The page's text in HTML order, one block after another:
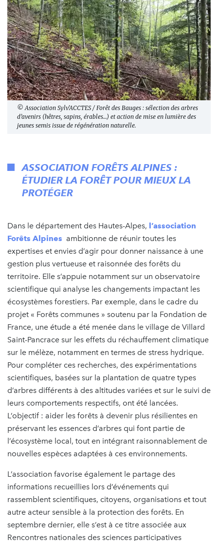
© Association Sylv'ACCTES / Forêt des Bauges : sélection des arbres
d’avenirs (hêtres, sapins, érables…) et action de mise en lumière des
jeunes semis issue de régénération naturelle.
ASSOCIATION FORÊTS ALPINES :
ÉTUDIER LA FORÊT POUR MIEUX LA
PROTÉGER
Dans le département des Hautes-Alpes, l’association
Forêts Alpines ambitionne de réunir toutes les
expertises et envies d’agir pour donner naissance à une
gestion plus vertueuse et raisonnée des forêts du
territoire. Elle s’appuie notamment sur un observatoire
scientifique qui analyse les changements impactant les
écosystèmes forestiers. Par exemple, dans le cadre du
projet « Forêts communes » soutenu par la Fondation de
France, une étude a été menée dans le village de Villard
Saint-Pancrace sur les effets du réchauffement climatique
sur le mélèze, notamment en termes de stress hydrique.
Pour compléter ces recherches, des expérimentations
scientifiques, basées sur la plantation de quatre types
d’arbres différents à des altitudes variées et sur le suivi de
leurs comportements respectifs, ont été lancées.
L’objectif : aider les forêts à devenir plus résilientes en
préservant les essences d’arbres qui font partie de
l’écosystème local, tout en intégrant raisonnablement de
nouvelles espèces adaptées à ces environnements.
L’association favorise également le partage des
informations recueillies lors d’événements qui
rassemblent scientifiques, citoyens, organisations et tout
autre acteur sensible à la protection des forêts. En
septembre dernier, elle s’est à ce titre associée aux
Rencontres nationales des sciences participatives